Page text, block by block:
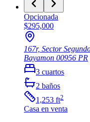
Opcionada
$295,000
167r, Sector
Bayamon 00956 PR
3 cuartos
2 baños
1,253 ft2
Casa en venta